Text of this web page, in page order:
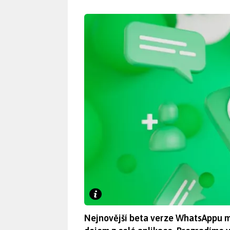
Nejnovější beta verze WhatsAppu